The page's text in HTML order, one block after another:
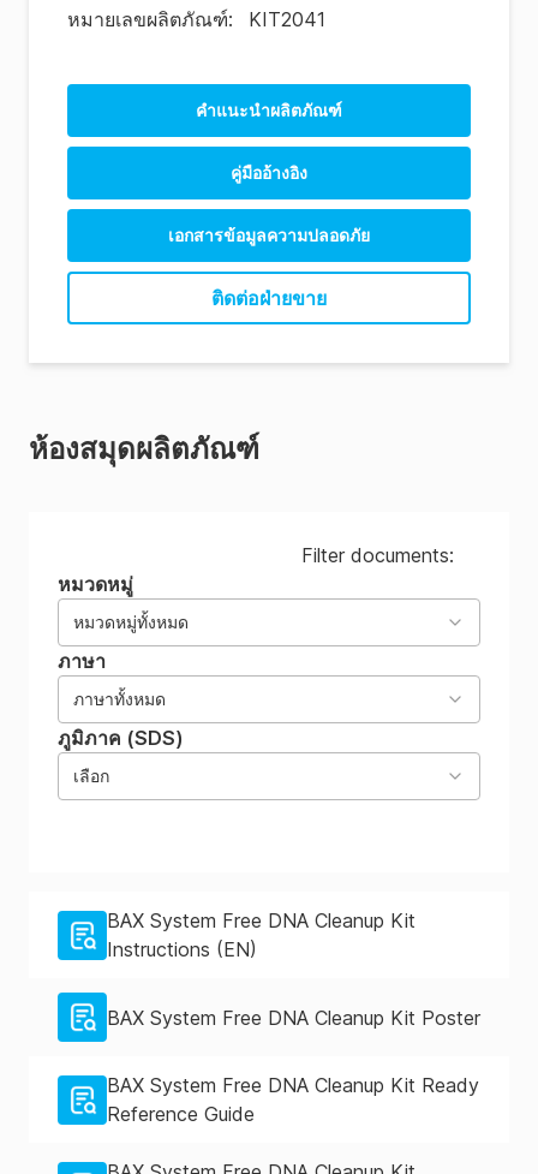
หมายเลขผลิตภัณฑ์: KIT2041
คําแนะนําผลิตภัณฑ์
คู่มืออ้างอิง
เอกสารข้อมูลความปลอดภัย
KIT2041 (AU)
KIT2041 (CA)
BAX® System Free DNA Cleanup Kit SDS
BAX® System Free DNA Cleanup Kit SDS
BAX® System Free DNA Cleanup Kit SDS
KIT2041 (FR)
BAX® System Free DNA Cleanup Kit SDS
KIT2041 (GB)
BAX® System Free DNA Cleanup Kit SDS
KIT2041 (SG)
KIT2041 (US-en)
ติดต่อฝ่ายขาย
ห้องสมุดผลิตภัณฑ์
Filter documents:
หมวดหมู่
หมวดหมู่ทั้งหมด
ภาษา
ภาษาทั้งหมด
ภูมิภาค (SDS)
เลือก
BAX System Free DNA Cleanup Kit
Instructions (EN)
BAX System Free DNA Cleanup Kit Poster
BAX System Free DNA Cleanup Kit Ready
Reference Guide